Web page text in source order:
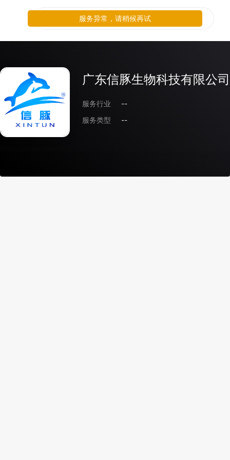
广东信豚生物科技有限公司
服务行业
--
服务类型
--
服务异常，请稍候再试